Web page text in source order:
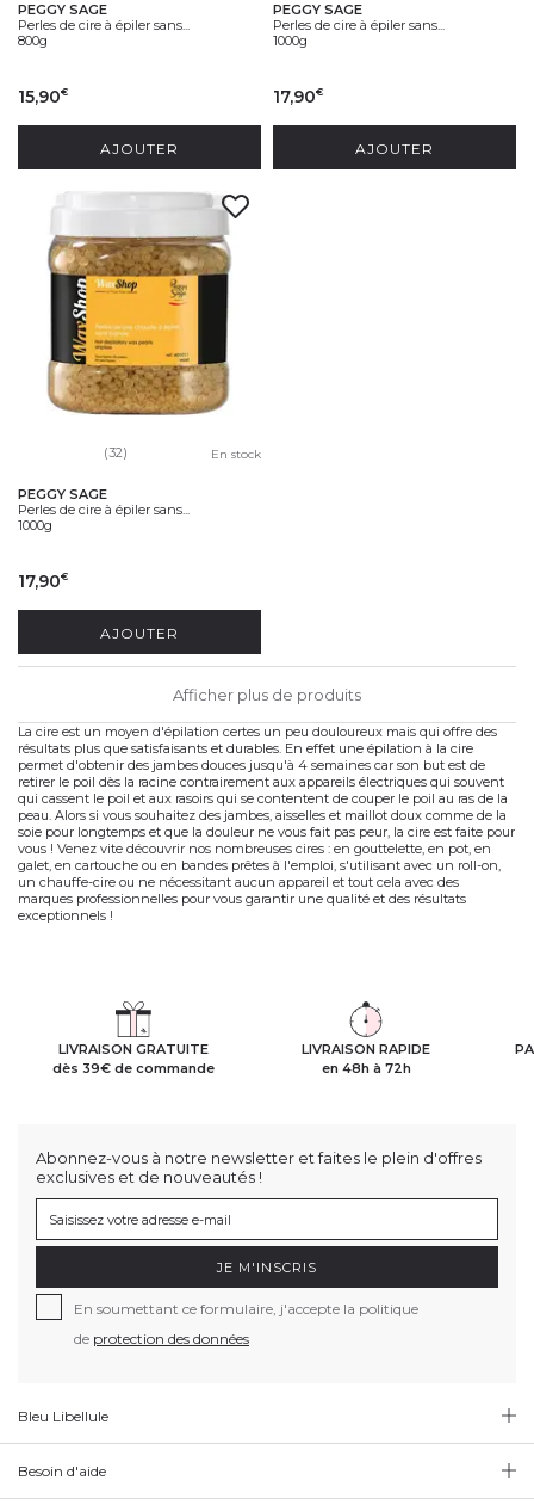
PEGGY SAGE
Perles de cire à épiler sans...
800g
15,90€
AJOUTER
PEGGY SAGE
Perles de cire à épiler sans...
1000g
17,90€
AJOUTER
(32) En stock
PEGGY SAGE
Perles de cire à épiler sans...
1000g
17,90€
AJOUTER
Afficher plus de produits
La cire est un moyen d'épilation certes un peu douloureux mais qui offre des
résultats plus que satisfaisants et durables. En effet une épilation à la cire
permet d'obtenir des jambes douces jusqu'à 4 semaines car son but est de
retirer le poil dès la racine contrairement aux appareils électriques qui souvent
qui cassent le poil et aux rasoirs qui se contentent de couper le poil au ras de la
peau. Alors si vous souhaitez des jambes, aisselles et maillot doux comme de la
soie pour longtemps et que la douleur ne vous fait pas peur, la cire est faite pour
vous ! Venez vite découvrir nos nombreuses cires : en gouttelette, en pot, en
galet, en cartouche ou en bandes prêtes à l'emploi, s'utilisant avec un roll-on,
un chauffe-cire ou ne nécessitant aucun appareil et tout cela avec des
marques professionnelles pour vous garantir une qualité et des résultats
exceptionnels !
LIVRAISON GRATUITE
dès 39€ de commande
LIVRAISON RAPIDE
en 48h à 72h
Abonnez-vous à notre newsletter et faites le plein d'offres
exclusives et de nouveautés !
JE M'INSCRIS
En soumettant ce formulaire, j'accepte la politique
de protection des données
Bleu Libellule
Besoin d'aide